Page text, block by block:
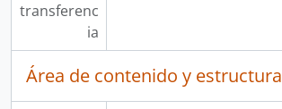
transferenc
ia
Área de contenido y estructura